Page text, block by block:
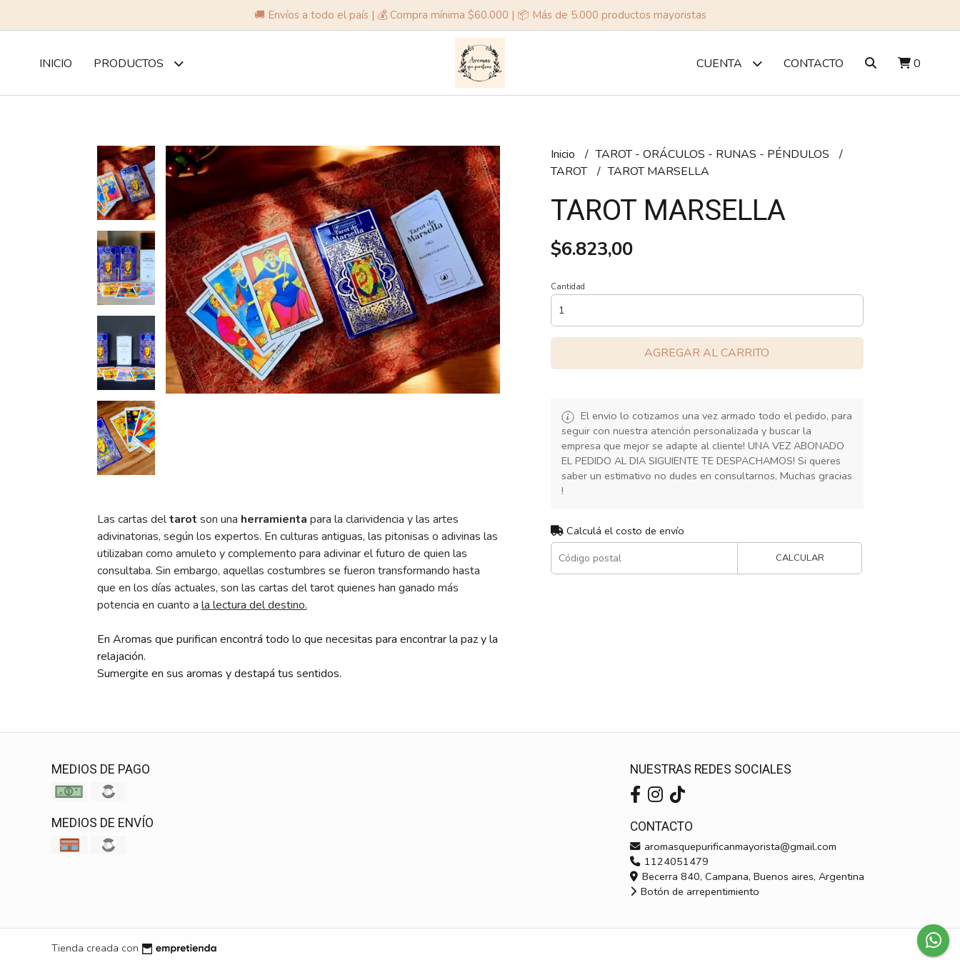
🚚 Envíos a todo el país | 💰 Compra mínima $60.000 | 📦 Más de 5.000 productos mayoristas
INICIO PRODUCTOS CUENTA CONTACTO 0
Las cartas deltarot son una herramienta para la clarividencia y las artes
adivinatorias, según los expertos. En culturas antiguas, las pitonisas o adivinas las
utilizaban como amuleto y complemento para adivinar el futuro de quien las
consultaba. Sin embargo, aquellas costumbres se fueron transformando hasta
que en los días actuales, son las cartas del tarot quienes han ganado más
potencia en cuanto a la lectura del destino.
En Aromas que purifican encontrá todo lo que necesitas para encontrar la paz y la
relajación.
Sumergite en sus aromas y destapá tus sentidos.
Inicio
TAROT - ORÁCULOS - RUNAS - PÉNDULOS
TAROT
TAROT MARSELLA
TAROT MARSELLA
$6.823,00
Cantidad
AGREGAR AL CARRITO
El envio lo cotizamos una vez armado todo el pedido, para
seguir con nuestra atención personalizada y buscar la
empresa que mejor se adapte al cliente! UNA VEZ ABONADO
EL PEDIDO AL DIA SIGUIENTE TE DESPACHAMOS! Si queres
saber un estimativo no dudes en consultarnos, Muchas gracias
!
Calculá el costo de envío
CALCULAR
MEDIOS DE PAGO
MEDIOS DE ENVÍO
NUESTRAS REDES SOCIALES
CONTACTO
aromasquepurificanmayorista@gmail.com
1124051479
Becerra 840, Campana, Buenos aires, Argentina
Botón de arrepentimiento
Tienda creada con